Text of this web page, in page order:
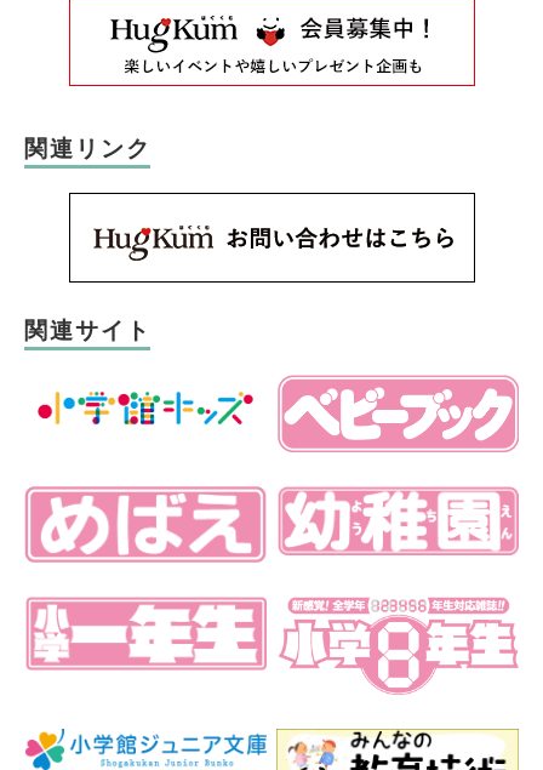
関連リンク
関連サイト